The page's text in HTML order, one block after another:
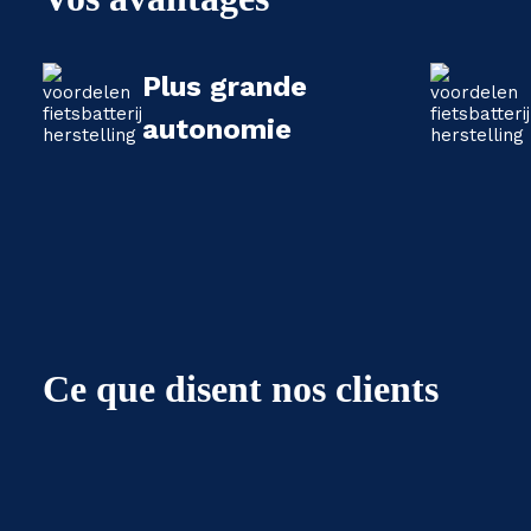
Plus grande
autonomie
Ce que disent nos clients